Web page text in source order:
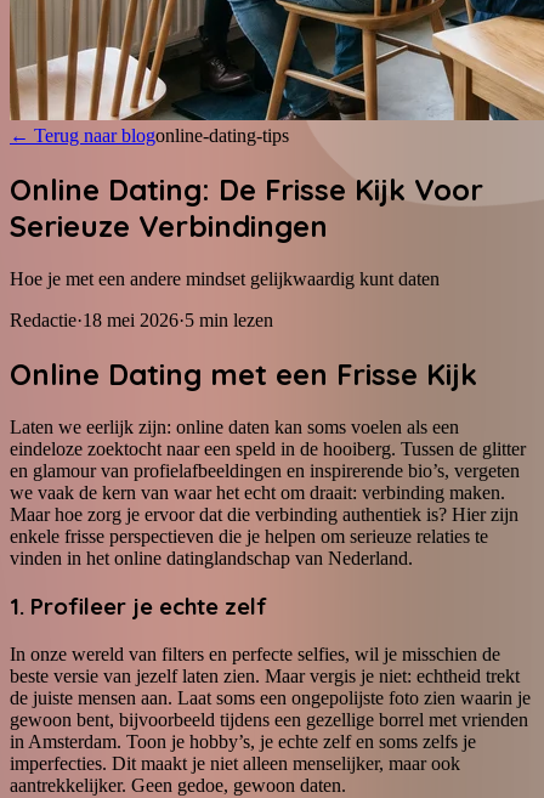
← Terug naar blogonline-dating-tips
Online Dating: De Frisse Kijk Voor
Serieuze Verbindingen
Hoe je met een andere mindset gelijkwaardig kunt daten
Redactie·18 mei 2026·5 min lezen
Online Dating met een Frisse Kijk
Laten we eerlijk zijn: online daten kan soms voelen als een
eindeloze zoektocht naar een speld in de hooiberg. Tussen de glitter
en glamour van profielafbeeldingen en inspirerende bio’s, vergeten
we vaak de kern van waar het echt om draait: verbinding maken.
Maar hoe zorg je ervoor dat die verbinding authentiek is? Hier zijn
enkele frisse perspectieven die je helpen om serieuze relaties te
vinden in het online datinglandschap van Nederland.
1. Profileer je echte zelf
In onze wereld van filters en perfecte selfies, wil je misschien de
beste versie van jezelf laten zien. Maar vergis je niet: echtheid trekt
de juiste mensen aan. Laat soms een ongepolijste foto zien waarin je
gewoon bent, bijvoorbeeld tijdens een gezellige borrel met vrienden
in Amsterdam. Toon je hobby’s, je echte zelf en soms zelfs je
imperfecties. Dit maakt je niet alleen menselijker, maar ook
aantrekkelijker. Geen gedoe, gewoon daten.